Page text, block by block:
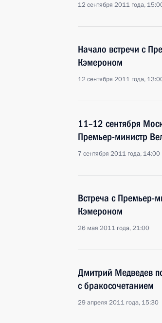
12 сентября 2011 года,
Начало встречи с
Кэмероном
12 сентября 2011 года,
11–12 сентября
Премьер-министр
7 сентября 2011 года, 14:00
Встреча с Премьер-
Кэмероном
26 мая 2011 года, 21:00
Дмитрий Медведев
с бракосочетанием
29 апреля 2011 года, 15:30